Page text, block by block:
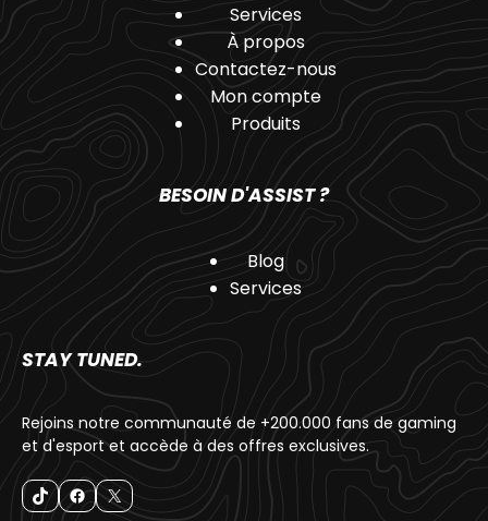
Services
À propos
Contactez-nous
Mon compte
Produits
BESOIN D'ASSIST ?
Blog
Services
STAY TUNED.
Rejoins notre communauté de +200.000 fans de gaming
et d'esport et accède à des offres exclusives.